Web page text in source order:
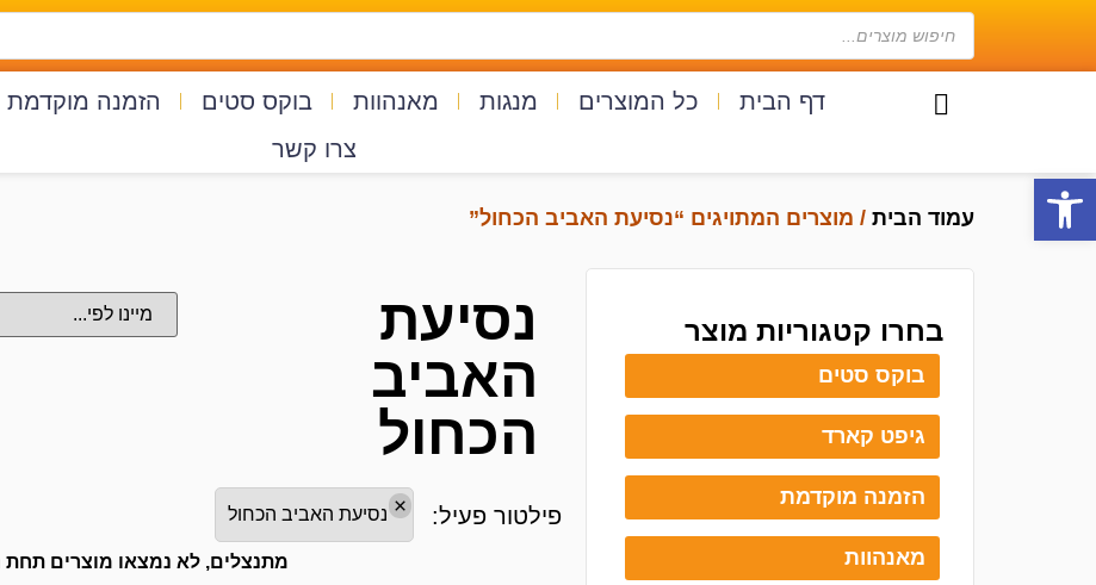
פתח סרגל נגישות
דף הבית כל המוצרים מנגות מאנהוות בוקס סטים הזמנה מוקדמת
צרו קשר
עמוד הבית / מוצרים המתויגים “נסיעת האביב הכחול”
בחרו קטגוריות מוצר
בוקס סטים
גיפט קארד
הזמנה מוקדמת
מאנהוות
נסיעת
האביב
הכחול
פילטור פעיל: נסיעת האביב הכחול ×
מתנצלים, לא נמצאו מוצרים תחת